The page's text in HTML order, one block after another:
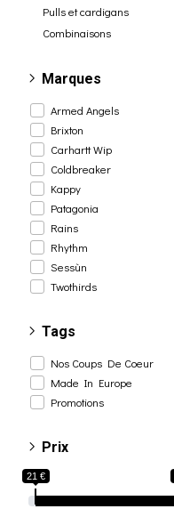
Pulls et cardigans
Combinaisons
Marques
Armed Angels
Brixton
Carhartt Wip
Coldbreaker
Kappy
Patagonia
Rains
Rhythm
Sessùn
Twothirds
Tags
Nos Coups De Coeur
Made In Europe
Promotions
Prix
21 €